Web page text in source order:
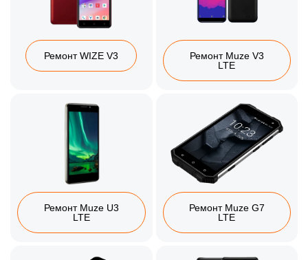
Ремонт WIZE V3
Ремонт Muze V3
LTE
Ремонт Muze U3
LTE
Ремонт Muze G7
LTE